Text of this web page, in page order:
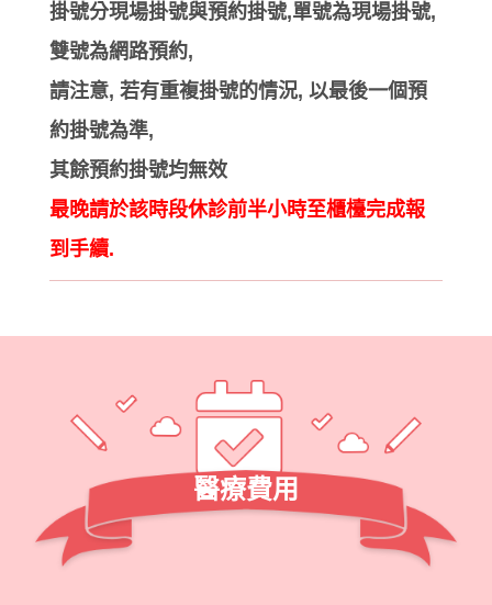
掛號分現場掛號與預約掛號,單號為現場掛號,
雙號為網路預約,
請注意, 若有重複掛號的情況, 以最後一個預
約掛號為準,
其餘預約掛號均無效
最晚請於該時段休診前半小時至櫃檯完成報
到手續.
醫療費用